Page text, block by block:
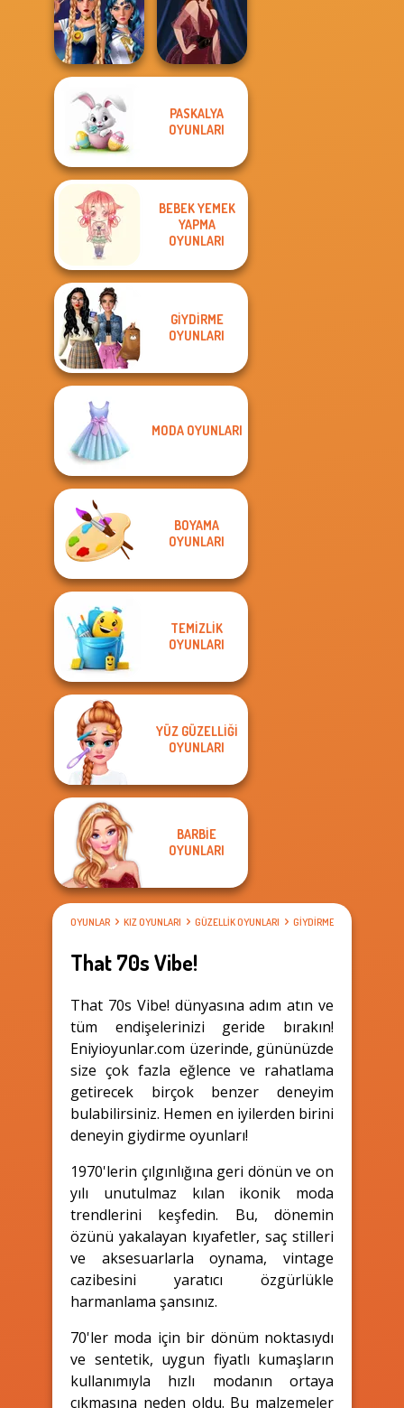
Natural Girl
Portrait
Dark Mage
Creator
Sailor Moon And
Friends Cosmic...
PASKALYA
OYUNLARI
BEBEK YEMEK
YAPMA
OYUNLARI
GIYDIRME
OYUNLARI
MODA OYUNLARI
BOYAMA
OYUNLARI
TEMIZLIK
OYUNLARI
YÜZ GÜZELLIĞI
OYUNLARI
BARBIE
OYUNLARI
OYUNLAR KIZ OYUNLARI GÜZELLIK OYUNLARI GIYDIRME OYUNLARI
That 70s Vibe!
That 70s Vibe! dünyasına adım atın ve
tüm endişelerinizi geride bırakın!
Eniyioyunlar.com üzerinde, gününüzde
size çok fazla eğlence ve rahatlama
getirecek birçok benzer deneyim
bulabilirsiniz. Hemen en iyilerden birini
deneyin giydirme oyunları!
1970'lerin çılgınlığına geri dönün ve on
yılı unutulmaz kılan ikonik moda
trendlerini keşfedin. Bu, dönemin
özünü yakalayan kıyafetler, saç stilleri
ve aksesuarlarla oynama, vintage
cazibesini yaratıcı özgürlükle
harmanlama şansınız.
70'ler moda için bir dönüm noktasıydı
ve sentetik, uygun fiyatlı kumaşların
kullanımıyla hızlı modanın ortaya
çıkmasına neden oldu. Bu malzemeler